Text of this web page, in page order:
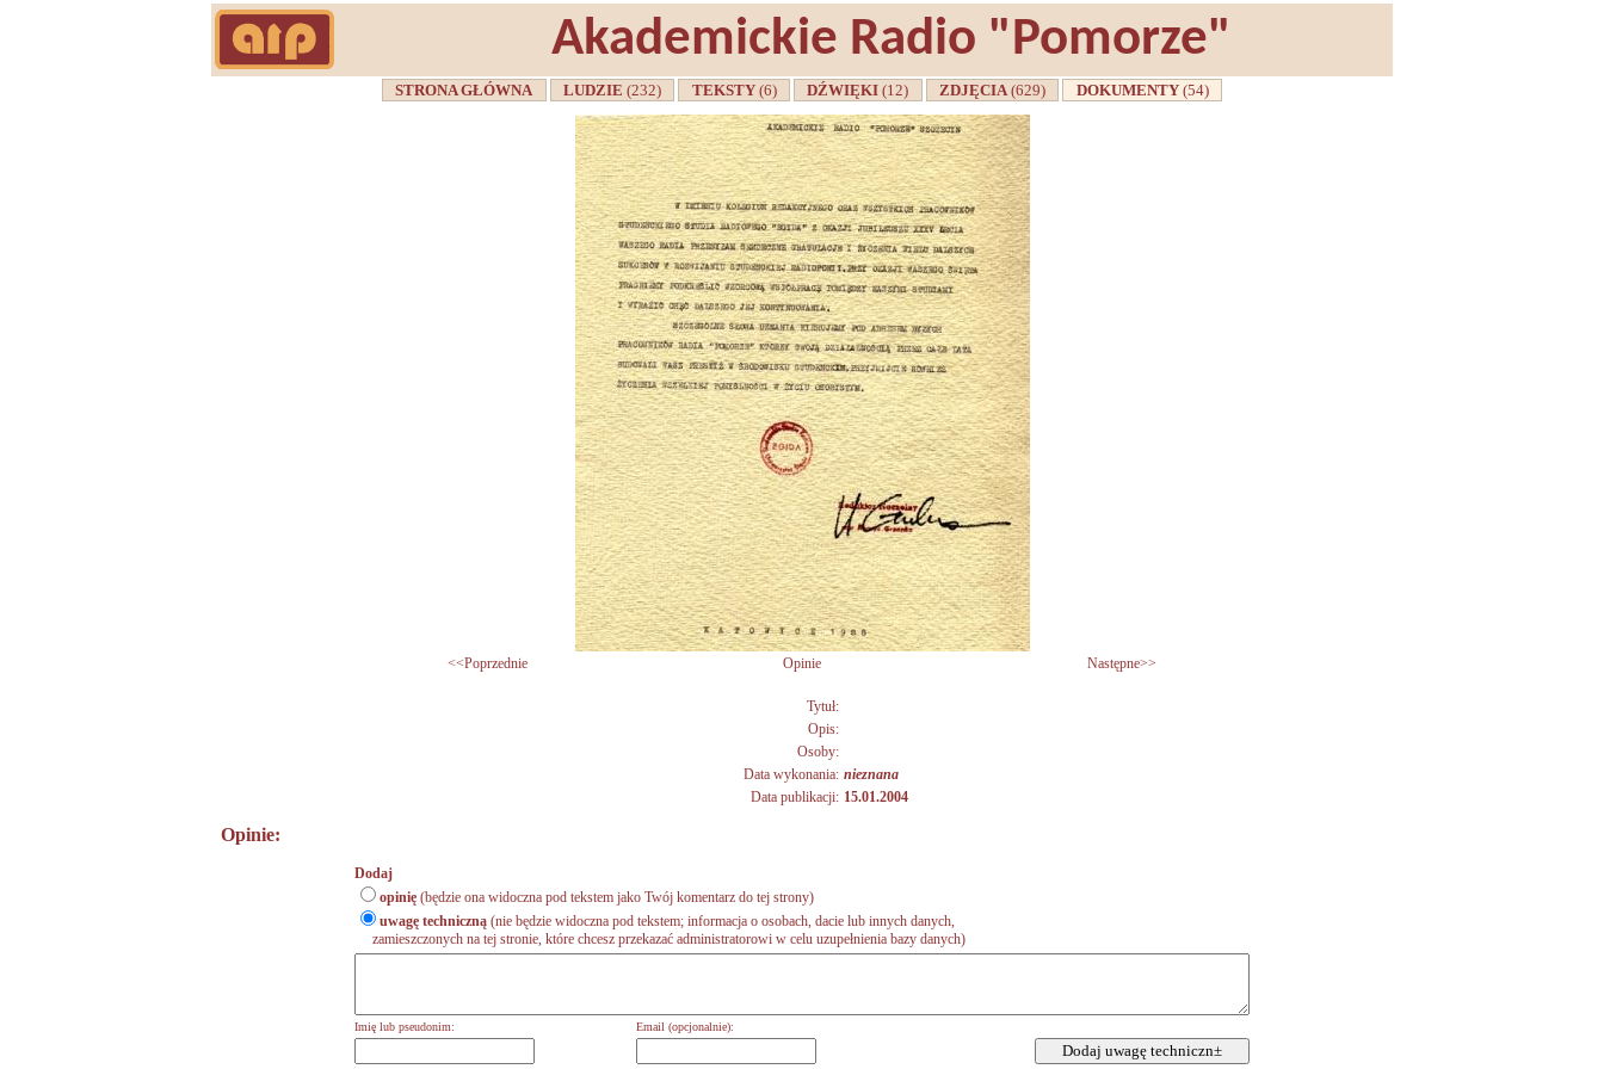
Akademickie Radio "Pomorze"
STRONA GŁÓWNA LUDZIE(232) TEKSTY (6) DŹWIĘKI(12) ZDJĘCIA(629) DOKUMENTY (54)
<<Poprzednie Opinie Następne>>
Tytuł:
Opis:
Osoby:
Data wykonania: nieznana
Data publikacji: 15.01.2004
Opinie:
Dodaj
opinię (będzie ona widoczna pod tekstem jako Twój komentarz do tej strony)
uwagę techniczną (nie będzie widoczna pod tekstem; informacja o osobach, dacie lub innych danych,
zamieszczonych na tej stronie, które chcesz przekazać administratorowi w celu uzupełnienia bazy danych)
Imię lub pseudonim: Email (opcjonalnie):